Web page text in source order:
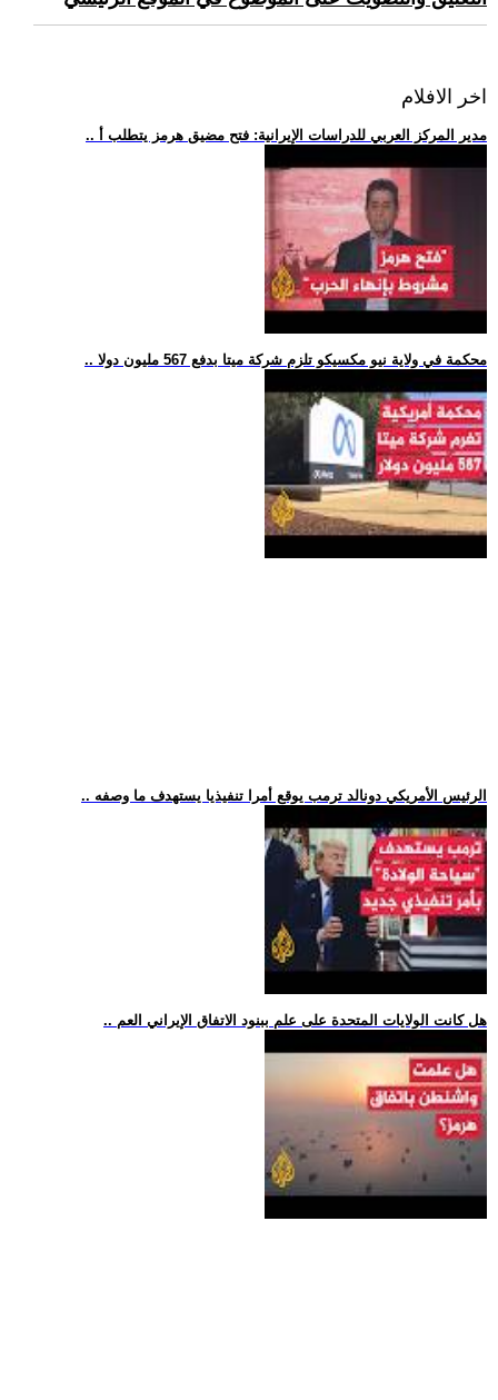
اخر الافلام
.. مدير المركز العربي للدراسات الإيرانية: فتح مضيق هرمز يتطلب أ
.. محكمة في ولاية نيو مكسيكو تلزم شركة ميتا بدفع 567 مليون دولا
.. الرئيس الأمريكي دونالد ترمب يوقع أمرا تنفيذيا يستهدف ما وصفه
.. هل كانت الولايات المتحدة على علم ببنود الاتفاق الإيراني العم